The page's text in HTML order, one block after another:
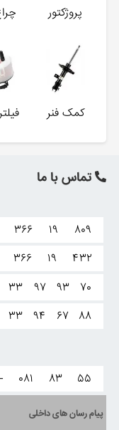
پروژکتور
کمک فنر
تماس با ما
۳۶۶ ۱۹
۸۰۹
۳۶۶ ۱۹
۴۳۲
۳۳ ۹۷ ۹۳
۷۰
۳۳ ۹۴ ۶۷ ۸۸
۰۸۱ ۸۳ ۵۵
پیام رسان های داخلی